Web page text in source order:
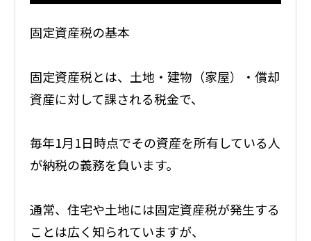
固定資産税の基本
固定資産税とは、土地・建物（家屋）・償却
資産に対して課される税金で、
毎年1月1日時点でその資産を所有している人
が納税の義務を負います。
通常、住宅や土地には固定資産税が発生する
ことは広く知られていますが、